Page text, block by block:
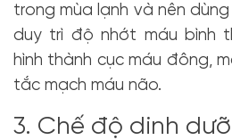
trong mùa lạnh và nên
duy trì độ nhớt máu bình
hình thành cục máu đông,
tắc mạch máu não.
3. Chế độ dinh